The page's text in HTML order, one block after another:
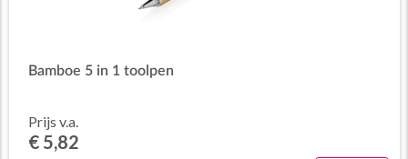
Bamboe 5 in 1 toolpen
Prijs v.a.
€ 5,82